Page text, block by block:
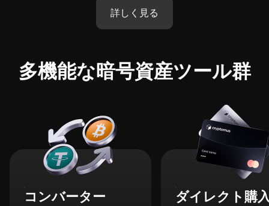
詳しく見る
多機能な暗号資産ツール群
コンバーター ダイレクト購